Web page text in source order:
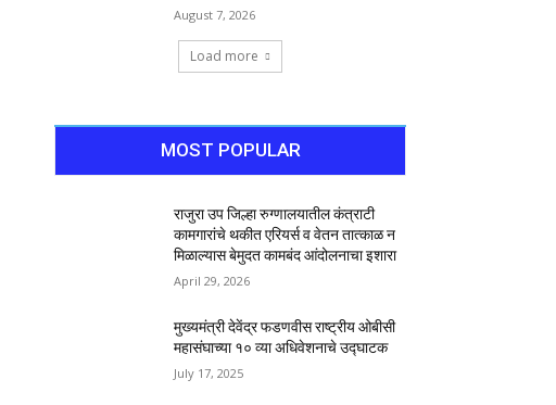
August 7, 2026
Load more
MOST POPULAR
राजुरा उप जिल्हा रुग्णालयातील कंत्राटी
कामगारांचे थकीत एरियर्स व वेतन तात्काळ न
मिळाल्यास बेमुदत कामबंद आंदोलनाचा इशारा
April 29, 2026
मुख्यमंत्री देवेंद्र फडणवीस राष्ट्रीय ओबीसी
महासंघाच्या १० व्या अधिवेशनाचे उद्घाटक
July 17, 2025